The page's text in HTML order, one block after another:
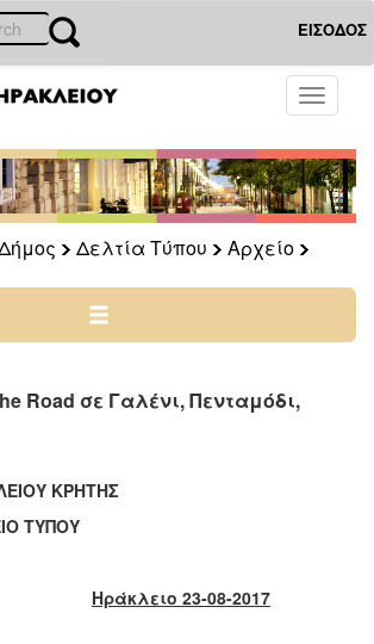
ΕΙΣΟΔΟΣ
Toggle
Δελτία Τύπου
Αρχείο
Road σε Γαλένι, Πενταμόδι,
ΚΡΗΤΗΣ
ΤΥΠΟΥ
Ηράκλειο 23-08-2017